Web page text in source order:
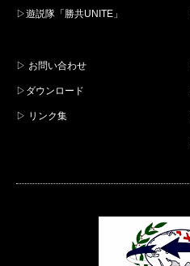
▷遊説隊「勝共UNITE」
▷ お問い合わせ
▷ダウンロード
▷ リンク集